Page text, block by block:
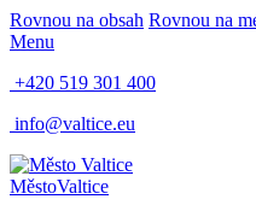
Rovnou na obsah Rovnou na
Menu
+420 519 301 400
info@valtice.eu
MěstoValtice